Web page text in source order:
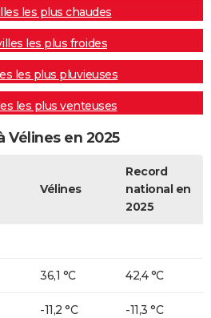
les plus chaudes
les plus froides
les plus pluvieuses
les plus venteuses
Vélines en 2025
Vélines
Record
national en
2025
36,1 °C 42,4 °C
-11,2 °C -11,3 °C